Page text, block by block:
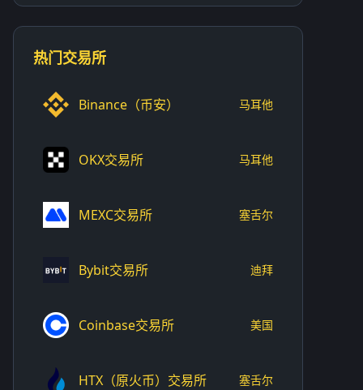
热门交易所
Binance（币安） 马耳他
OKX交易所 马耳他
MEXC交易所 塞舌尔
Bybit交易所 迪拜
Coinbase交易所 美国
HTX（原火币）交易所 塞舌尔